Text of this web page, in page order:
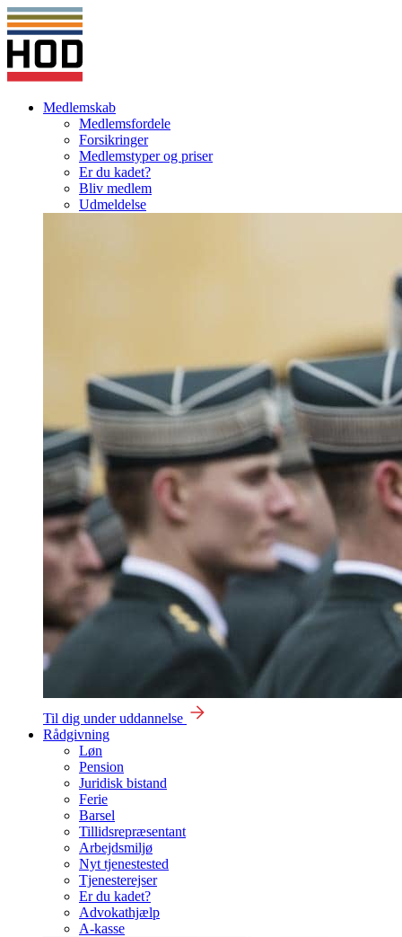
Medlemskab
Medlemsfordele
Forsikringer
Medlemstyper og priser
Er du kadet?
Bliv medlem
Udmeldelse
Til dig under uddannelse
Rådgivning
Løn
Pension
Juridisk bistand
Ferie
Barsel
Tillidsrepræsentant
Arbejdsmiljø
Nyt tjenestested
Tjenesterejser
Er du kadet?
Advokathjælp
A-kasse